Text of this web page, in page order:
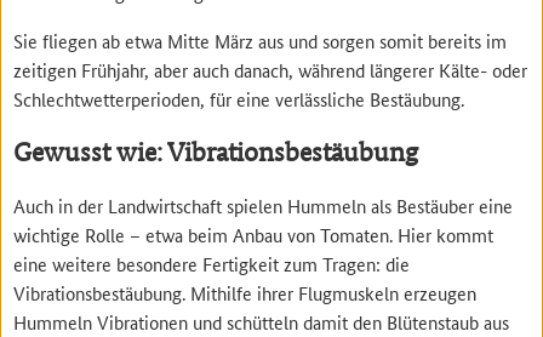
Sie fliegen ab etwa Mitte März aus und sorgen somit bereits im
zeitigen Frühjahr, aber auch danach, während längerer Kälte- oder
Schlechtwetterperioden, für eine verlässliche Bestäubung.
Gewusst wie: Vibrationsbestäubung
Auch in der Landwirtschaft spielen Hummeln als Bestäuber eine
wichtige Rolle – etwa beim Anbau von Tomaten. Hier kommt
eine weitere besondere Fertigkeit zum Tragen: die
Vibrationsbestäubung. Mithilfe ihrer Flugmuskeln erzeugen
Hummeln Vibrationen und schütteln damit den Blütenstaub aus